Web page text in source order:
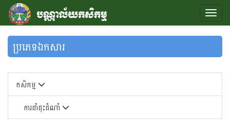
ប្រភេទឯកសារ
កសិកម្ម
ការដាំដុះដំណាំ